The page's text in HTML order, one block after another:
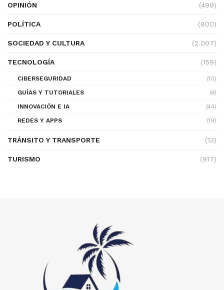
OPINIÓN (499)
POLÍTICA (800)
SOCIEDAD Y CULTURA (2.007)
TECNOLOGÍA (159)
CIBERSEGURIDAD
(10)
GUÍAS Y TUTORIALES
(4)
INNOVACIÓN E IA
(44)
REDES Y APPS
(19)
TRÁNSITO Y TRANSPORTE (13)
TURISMO (917)